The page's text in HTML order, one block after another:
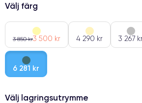
Välj färg
3 850 kr3 500 kr 4 290 kr 3 267
6 281 kr
Välj lagringsutrymme